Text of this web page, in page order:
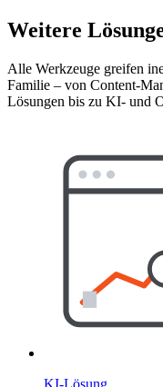
Weitere
Alle Werkzeuge greifen
Familie – von Content-
Lösungen bis zu KI- und